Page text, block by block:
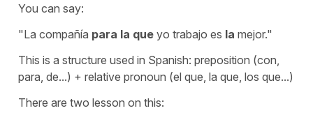
You can say:
"La compañía para la que yo trabajo es la mejor."
This is a structure used in Spanish: preposition (con,
para, de...) + relative pronoun (el que, la que, los que...)
There are two lesson on this: